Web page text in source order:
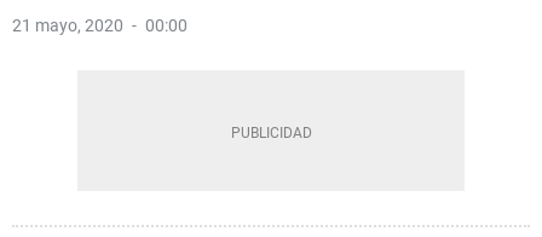
21 mayo, 2020 00:00